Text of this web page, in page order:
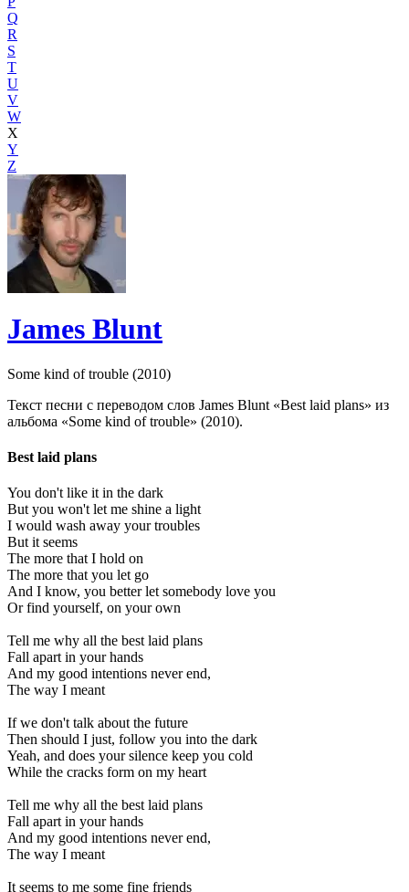
Q
R
S
T
U
V
W
X
Y
Z
James Blunt
Some kind of trouble (2010)
Текст песни с переводом слов James Blunt «Best laid plans» из
альбома «Some kind of trouble» (2010).
Best laid plans
You don't like it in the dark
But you won't let me shine a light
I would wash away your troubles
But it seems
The more that I hold on
The more that you let go
And I know, you better let somebody love you
Or find yourself, on your own
Tell me why all the best laid plans
Fall apart in your hands
And my good intentions never end,
The way I meant
If we don't talk about the future
Then should I just, follow you into the dark
Yeah, and does your silence keep you cold
While the cracks form on my heart
Tell me why all the best laid plans
Fall apart in your hands
And my good intentions never end,
The way I meant
It seems to me some fine friends